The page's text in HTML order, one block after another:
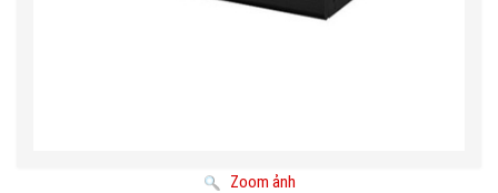
Zoom ảnh